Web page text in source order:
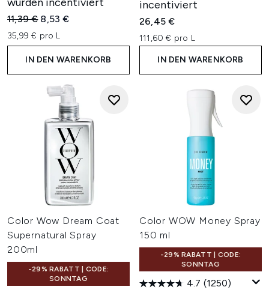
wurden incentiviert
Unverbindliche Preisempfehlung:
11,39 € Aktueller Preis:
8,53 €
35,99 € pro L
IN DEN WARENKORB
incentiviert
26,45 €
111,60 € pro L
IN DEN WARENKORB
Color Wow Dream Coat
Supernatural Spray
200ml
-29% RABATT | CODE:
SONNTAG
Color WOW Money Spray
150 ml
-29% RABATT | CODE:
SONNTAG
4.7 (1250)